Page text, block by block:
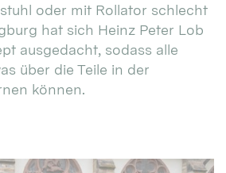
oder mit Rollator schlecht
hat sich Heinz Peter Lob
ausgedacht, sodass alle
über die Teile in der
können.